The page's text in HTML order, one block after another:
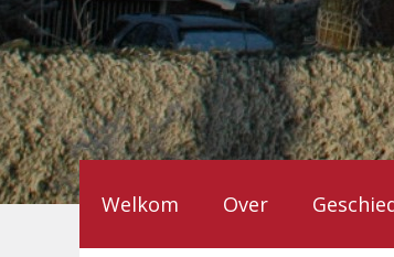
Welkom Over